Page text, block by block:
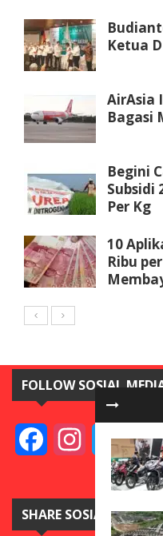
Ketua
AirAsia
Bagasi
Begini
Subsidi
Per Kg
10
Ribu
FOLLOW SOSIAL
FacebookInstagram
SHARE SOSIAL MEDIA